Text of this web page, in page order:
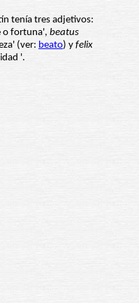
tenía tres adjetivos:
o fortuna', beatus
(ver: beato) y felix
'.